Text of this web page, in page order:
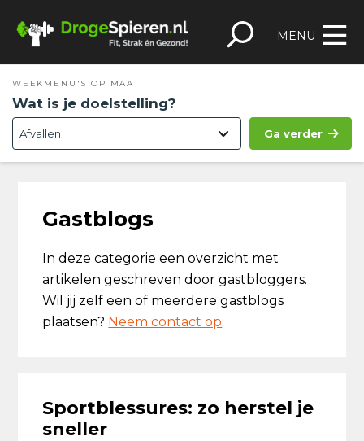
naar
naar
inhoud
naar
sidebar
footer
MENU
WEEKMENU'S OP MAAT
Wat is je doelstelling?
Ga verder
Gastblogs
In deze categorie een overzicht met
artikelen geschreven door gastbloggers.
Wil jij zelf een of meerdere gastblogs
plaatsen? Neem contact op.
Sportblessures: zo herstel je
sneller